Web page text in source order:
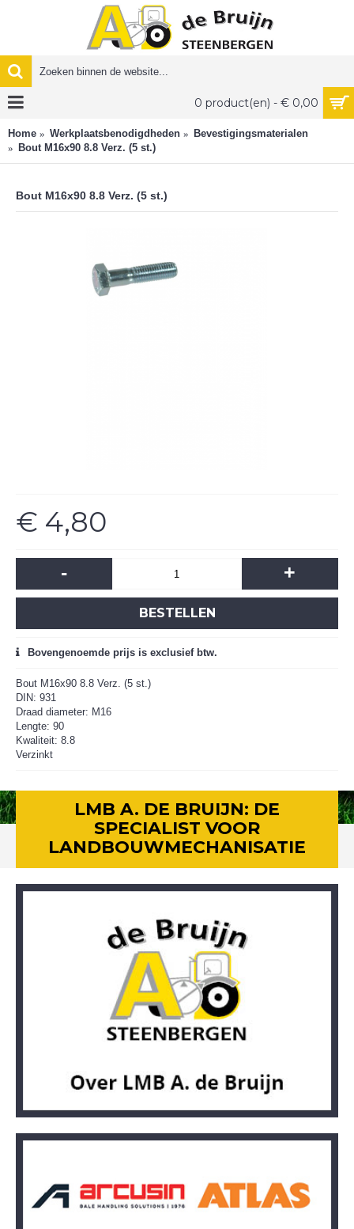
0 product(en) - € 0,00
Home Werkplaatsbenodigdheden
Bevestigingsmaterialen
Bout M16x90 8.8 Verz. (5 st.)
Bout M16x90 8.8 Verz. (5 st.)
€ 4,80
- +
BESTELLEN
Bovengenoemde prijs is exclusief btw.
Bout M16x90 8.8 Verz. (5 st.)
DIN: 931
Draad diameter: M16
Lengte: 90
Kwaliteit: 8.8
Verzinkt
LMB A. DE BRUIJN: DE
SPECIALIST VOOR
LANDBOUWMECHANISATIE